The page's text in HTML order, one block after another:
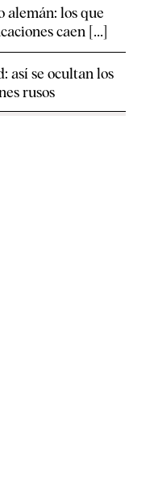
alemán: los que
caen [...]
así se ocultan los
rusos